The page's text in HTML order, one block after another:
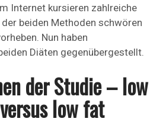
Internet kursieren zahlreiche
beiden Methoden schwören
Nun haben
Diäten gegenübergestellt.
der Studie – low
low fat